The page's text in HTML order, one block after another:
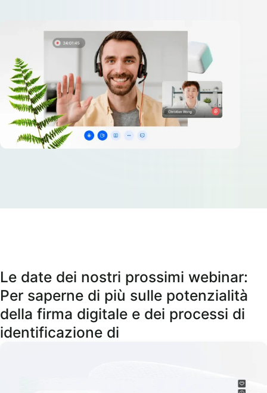
Le date dei nostri prossimi webinar:
Per saperne di più sulle potenzialità
della firma digitale e dei processi di
identificazione di